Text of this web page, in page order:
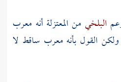
البلخي من المعتزلةأنه معرب
القول بأنه معرب ساقط لا